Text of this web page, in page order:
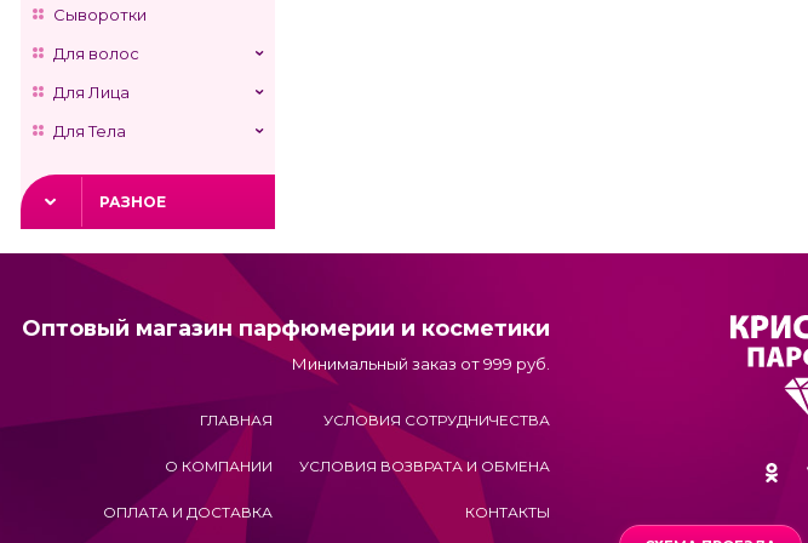
Сыворотки
Для волос
Для Лица
Для Тела
РАЗНОЕ
Оптовый магазин парфюмерии и косметики
Минимальный заказ от 999 руб.
ГЛАВНАЯ
О КОМПАНИИ
ОПЛАТА И ДОСТАВКА
УСЛОВИЯ СОТРУДНИЧЕСТВА
УСЛОВИЯ ВОЗВРАТА И ОБМЕНА
КОНТАКТЫ